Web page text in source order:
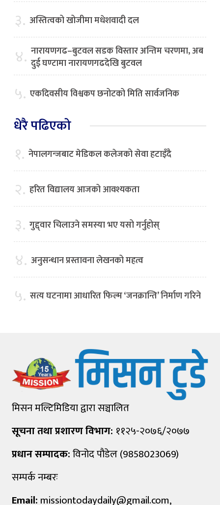
३. अस्तित्वको खोजीमा मधेशवादी दल
४. नारायणगढ–बुटवल सडक विस्तार अन्तिम चरणमा, अब
दुई घण्टामा नारायणगढदेखि बुटवल
५. एकदिवसीय विश्वकप छनोटको मिति सार्वजनिक
धेरै पढिएको
१. नेपालगन्जबाट मेडिकल कलेजको सेवा हटाइँदै
२. हरित विद्यालय आजको आवश्यकता
३. गुद्द्वार चिलाउने समस्या भए यसो गर्नुहोस्
४. अनुसन्धान प्रस्तावना लेखनको महत्व
५. सत्य घटनामा आधारित फिल्म ‘जनक्रान्ति’ निर्माण गरिने
मिसन मल्टिमिडिया द्वारा सञ्चालित
सूचना तथा प्रशारण विभाग: ११२५-२०७६/२०७७
प्रधान सम्पादक:विनोद पौडेल (9858023069)
सम्पर्क नम्बरः
Email: missiontodaydaily@gmail.com,